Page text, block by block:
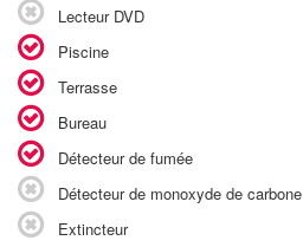
Lecteur DVD
Piscine
Terrasse
Bureau
Détecteur de fumée
Détecteur de monoxyde de carbone
Extincteur